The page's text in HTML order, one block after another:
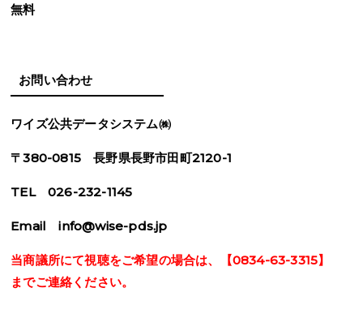
無料
お問い合わせ
ワイズ公共データシステム㈱
〒380-0815 長野県長野市田町2120-1
TEL 026-232-1145
Email info@wise-pds.jp
当商議所にて視聴をご希望の場合は、【0834-63-3315】
までご連絡ください。